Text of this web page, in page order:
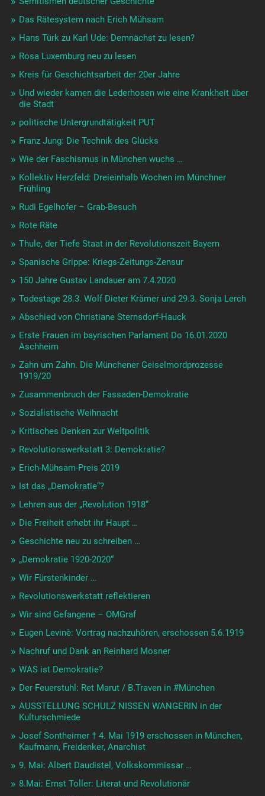
Das Rätesystem nach Erich Mühsam
Hans Türk zu Karl Ude: Demnächst zu lesen?
Rosa Luxemburg neu zu lesen
Kreis für Geschichtsarbeit der 20er Jahre
Und wieder kamen die Lederhosen wie eine Krankheit über
die Stadt
politische Untergrundtätigkeit PUT
Franz Jung: Die Technik des Glücks
Wie der Faschismus in München wuchs …
Kollektiv Herzfeld: Dreieinhalb Wochen im Münchner
Frühling
Rudi Egelhofer – Grab-Besuch
Rote Räte
Thule, der Tiefe Staat in der Revolutionszeit Bayern
Spanische Grippe: Kriegs-Zeitungs-Zensur
150 Jahre Gustav Landauer am 7.4.2020
Todestage 28.3. Wolf Dieter Krämer und 29.3. Sonja Lerch
Abschied von Christiane Sternsdorf-Hauck
Erste Frauen im bayrischen Parlament Do 16.01.2020
Aschheim
Zahn um Zahn. Die Münchener Geiselmordprozesse
1919/20
Zusammenbruch der Fassaden-Demokratie
Sozialistische Weihnacht
Kritisches Denken zur Weltpolitik
Revolutionswerkstatt 3: Demokratie?
Erich-Mühsam-Preis 2019
Ist das „Demokratie“?
Lehren aus der „Revolution 1918“
Die Freiheit erhebt ihr Haupt …
Geschichte neu zu schreiben …
„Demokratie 1920-2020“
Wir Fürstenkinder …
Revolutionswerkstatt reflektieren
Wir sind Gefangene – OMGraf
Eugen Levinè: Vortrag nachzuhören, erschossen 5.6.1919
Nachruf und Dank an Reinhard Mosner
WAS ist Demokratie?
Der Feuerstuhl: Ret Marut / B.Traven in #München
AUSSTELLUNG SCHULZ NISSEN WANGERIN in der
Kulturschmiede
Josef Sontheimer † 4. Mai 1919 erschossen in München,
Kaufmann, Freidenker, Anarchist
9. Mai: Albert Daudistel, Volkskommissar …
8.Mai: Ernst Toller: Literat und Revolutionär